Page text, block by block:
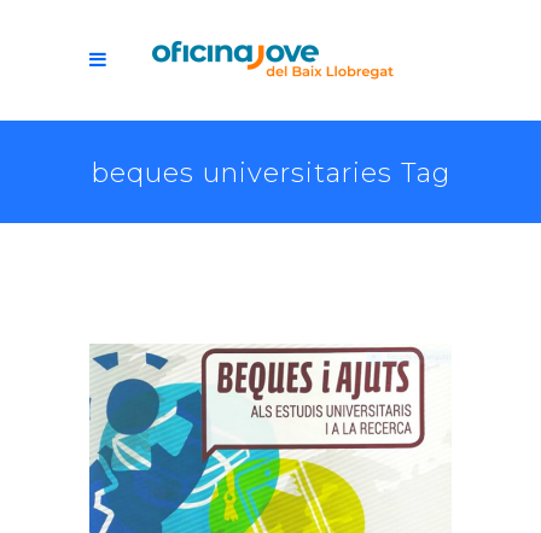
beques universitaries Tag